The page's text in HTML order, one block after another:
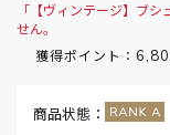
「【ヴィンテージ】ブ
せん。
獲得ポイント：
商品状態：